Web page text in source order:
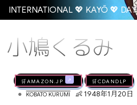
INTERNATIONAL 💖 KAYŌ 💖 DAY
小鳩くるみ
🛒AMAZON.jp 🛒CDandLP
• KOBATO KURUMI 👶 1948年1月20日